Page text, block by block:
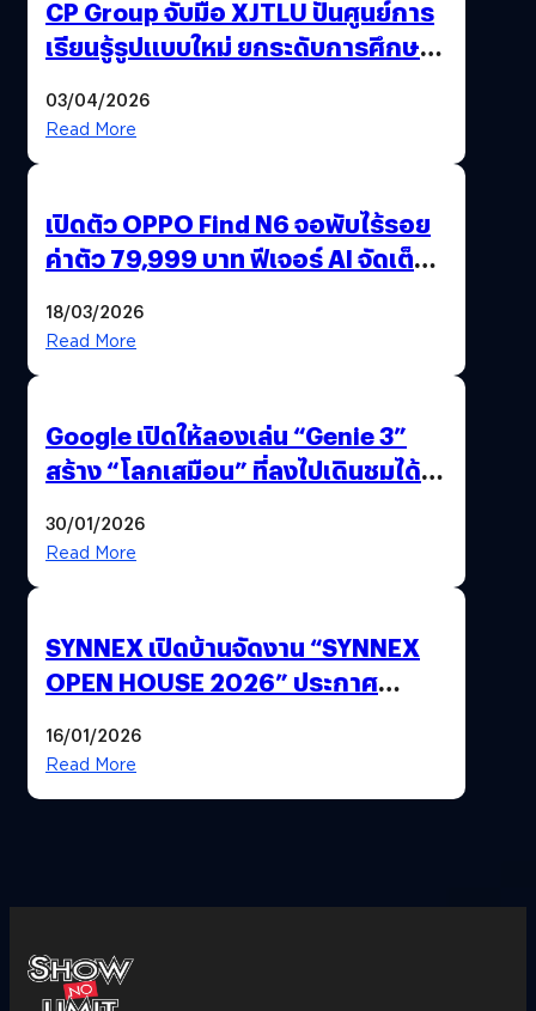
CP Group จับมือ XJTLU ปั้นศูนย์การ
เรียนรู้รูปแบบใหม่ ยกระดับการศึกษา
03/04/2026
Read More
เปิดตัว OPPO Find N6 จอพับไร้รอย
ค่าตัว 79,999 บาท ฟีเจอร์ AI จัดเต็ม
18/03/2026
Read More
Google เปิดให้ลองเล่น “Genie 3”
สร้าง “โลกเสมือน” ที่ลงไปเดินชมได้
30/01/2026
Read More
SYNNEX เปิดบ้านจัดงาน “SYNNEX
OPEN HOUSE 2026” ประกาศ
ได้ 53,000 ล้านบาท
16/01/2026
Read More